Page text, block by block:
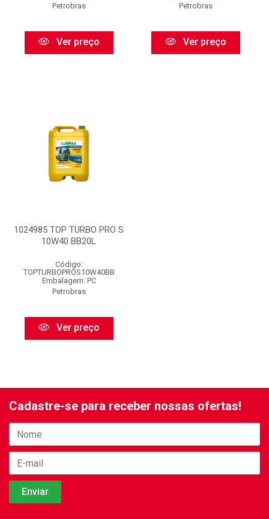
Petrobras
Ver preço
Petrobras
Ver preço
1024985 TOP TURBO PRO S
10W40 BB20L
Código:
TOPTURBOPROS10W40BB
Embalagem: PC
Petrobras
Ver preço
Cadastre-se para receber nossas ofertas!